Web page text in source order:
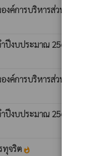
องค์การบริหารส่วนตำ
ปีงบประมาณ 2566
องค์การบริหารส่วนตำ
ปีงบประมาณ 2565
ทุจริต whatshot